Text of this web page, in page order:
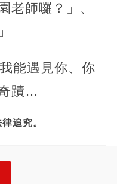
老師囉？」、
能遇見你、你
蹟…
追究。